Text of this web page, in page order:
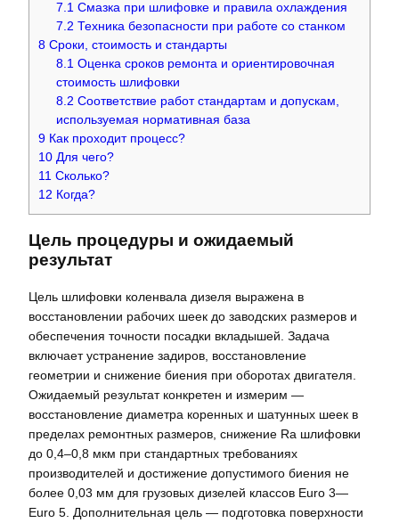
7.1 Смазка при шлифовке и правила охлаждения
7.2 Техника безопасности при работе со станком
8 Сроки, стоимость и стандарты
8.1 Оценка сроков ремонта и ориентировочная
стоимость шлифовки
8.2 Соответствие работ стандартам и допускам,
используемая нормативная база
9 Как проходит процесс?
10 Для чего?
11 Сколько?
12 Когда?
Цель процедуры и ожидаемый
результат
Цель шлифовки коленвала дизеля выражена в
восстановлении рабочих шеек до заводских размеров и
обеспечения точности посадки вкладышей. Задача
включает устранение задиров, восстановление
геометрии и снижение биения при оборотах двигателя.
Ожидаемый результат конкретен и измерим —
восстановление диаметра коренных и шатунных шеек в
пределах ремонтных размеров, снижение Ra шлифовки
до 0,4–0,8 мкм при стандартных требованиях
производителей и достижение допустимого биения не
более 0,03 мм для грузовых дизелей классов Euro 3—
Euro 5. Дополнительная цель — подготовка поверхности